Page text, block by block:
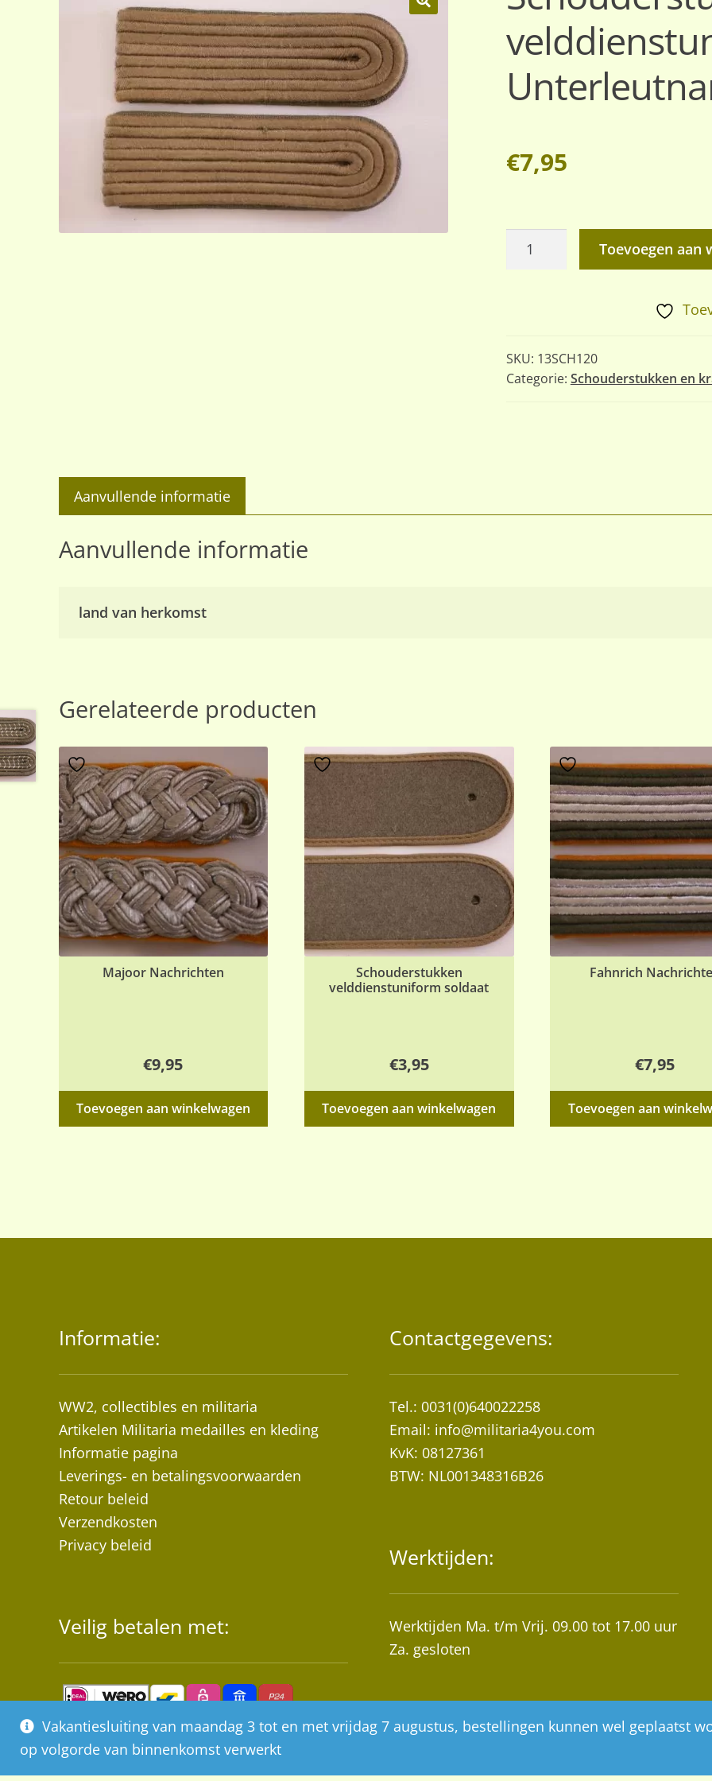
Vakantiesluiting van maandag 3 tot en met vrijdag 7 augustus, bestellingen kunnen wel geplaatst
op volgorde van binnenkomst verwerkt
€7,95
Schouderstukken
Toevoegen aan
SKU: 13SCH120
Categorie: Schouderstukken en
Aanvullende informatie
Aanvullende informatie
land van herkomst
Gerelateerde producten
Majoor Nachrichten
€9,95
Toevoegen aan winkelwagen
Schouderstukken
velddienstuniform soldaat
€3,95
Toevoegen aan winkelwagen
Fahnrich
€7,95
Toevoegen aan
Informatie:
WW2, collectibles en militaria
Artikelen Militaria medailles en kleding
Informatie pagina
Leverings- en betalingsvoorwaarden
Retour beleid
Verzendkosten
Privacy beleid
Veilig betalen met:
Contactgegevens:
Tel.: 0031(0)640022258
Email: info@militaria4you.com
KvK: 08127361
BTW: NL001348316B26
Werktijden:
Werktijden Ma. t/m Vrij. 09.00 tot 17.00 uur
Za. gesloten